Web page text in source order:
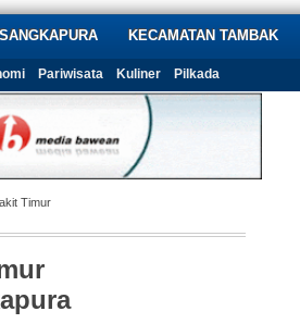
KECAMATAN TAMBAK
Pariwisata Kuliner Pilkada
Timur